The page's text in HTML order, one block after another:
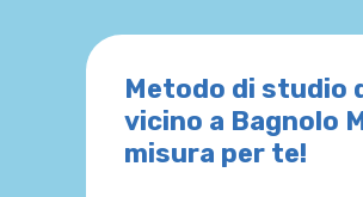
Metodo di studio
vicino a Bagnolo
misura per te!